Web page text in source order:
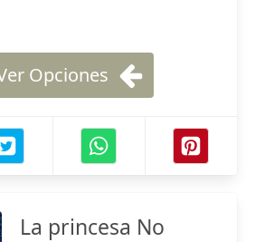
Opciones
La princesa No